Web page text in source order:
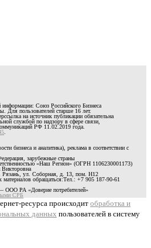
информации: Союз Российского Бизнеса
пользователей старше 16 лет.
на источник публикации обязательна
службой по надзору в сфере связи,
РФ 11.02.2019 года.
бизнеса и аналитика), реклама в соответствии с
зарубежные страны
«Наш Регион» (ОГРН 1106230001173)
Рязань, ул. Соборная, д. 13, пом. Н12
обращаться:Тел.: +7 905 187-90-61
ООО РА «Доверие потребителей»
СРБ
ресурса происходит обработка и
данных пользователей в систему